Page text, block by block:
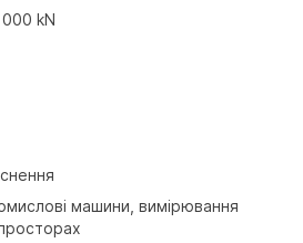
kN
машини, вимірювання